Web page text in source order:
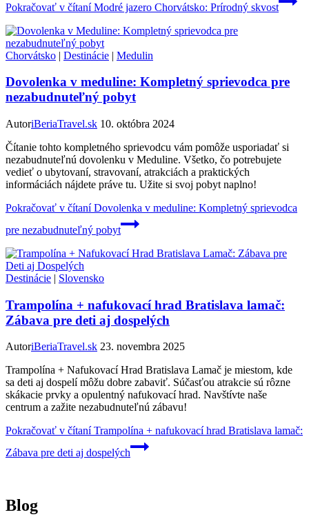
Pokračovať v čítaníModré jazero Chorvátsko: Prírodný skvost
Chorvátsko | Destinácie | Medulin
Dovolenka v meduline: Kompletný sprievodca pre
nezabudnuteľný pobyt
AutoriBeriaTravel.sk 10. októbra 2024
Čítanie tohto kompletného sprievodcu vám pomôže usporiadať si
nezabudnuteľnú dovolenku v Meduline. Všetko, čo potrebujete
vedieť o ubytovaní, stravovaní, atrakciách a praktických
informáciách nájdete práve tu. Užite si svoj pobyt naplno!
Pokračovať v čítaníDovolenka v meduline: Kompletný sprievodca
pre nezabudnuteľný pobyt
Destinácie | Slovensko
Trampolína + nafukovací hrad Bratislava lamač:
Zábava pre deti aj dospelých
AutoriBeriaTravel.sk 23. novembra 2025
Trampolína + Nafukovací Hrad Bratislava Lamač je miestom, kde
sa deti aj dospelí môžu dobre zabaviť. Súčasťou atrakcie sú rôzne
skákacie prvky a opulentný nafukovací hrad. Navštívte naše
centrum a zažite nezabudnuteľnú zábavu!
Pokračovať v čítaníTrampolína + nafukovací hrad Bratislava lamač:
Zábava pre deti aj dospelých
Blog